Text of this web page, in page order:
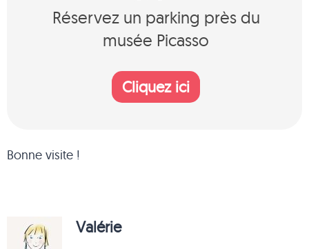
Réservez un parking près du
musée Picasso
Cliquez ici
Bonne visite !
Valérie